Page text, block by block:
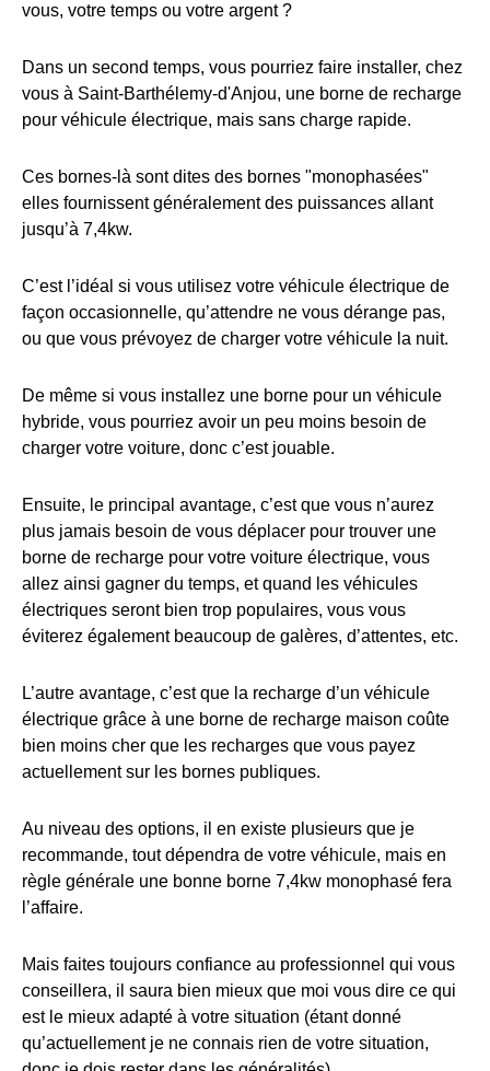
vous, votre temps ou votre argent ?
Dans un second temps, vous pourriez faire installer, chez
vous à Saint-Barthélemy-d'Anjou, une borne de recharge
pour véhicule électrique, mais sans charge rapide.
Ces bornes-là sont dites des bornes "monophasées"
elles fournissent généralement des puissances allant
jusqu’à 7,4kw.
C’est l’idéal si vous utilisez votre véhicule électrique de
façon occasionnelle, qu’attendre ne vous dérange pas,
ou que vous prévoyez de charger votre véhicule la nuit.
De même si vous installez une borne pour un véhicule
hybride, vous pourriez avoir un peu moins besoin de
charger votre voiture, donc c’est jouable.
Ensuite, le principal avantage, c’est que vous n’aurez
plus jamais besoin de vous déplacer pour trouver une
borne de recharge pour votre voiture électrique, vous
allez ainsi gagner du temps, et quand les véhicules
électriques seront bien trop populaires, vous vous
éviterez également beaucoup de galères, d’attentes, etc.
L’autre avantage, c’est que la recharge d’un véhicule
électrique grâce à une borne de recharge maison coûte
bien moins cher que les recharges que vous payez
actuellement sur les bornes publiques.
Au niveau des options, il en existe plusieurs que je
recommande, tout dépendra de votre véhicule, mais en
règle générale une bonne borne 7,4kw monophasé fera
l’affaire.
Mais faites toujours confiance au professionnel qui vous
conseillera, il saura bien mieux que moi vous dire ce qui
est le mieux adapté à votre situation (étant donné
qu’actuellement je ne connais rien de votre situation,